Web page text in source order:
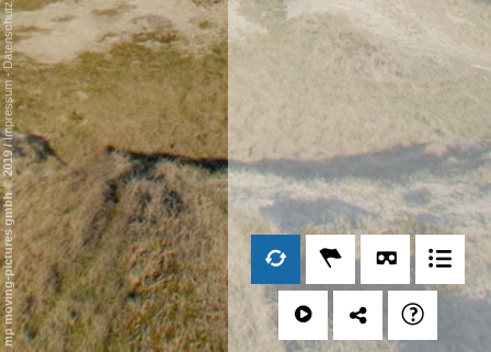
mp moving-pictures gmbh © 2019
/
Impressum
-
Datenschutz